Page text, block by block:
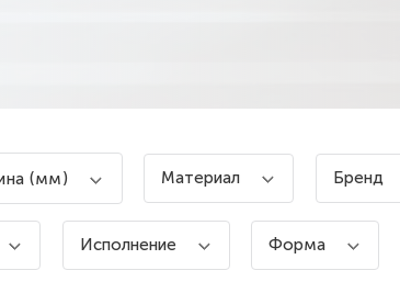
(мм) Материал Бренд
Исполнение Форма